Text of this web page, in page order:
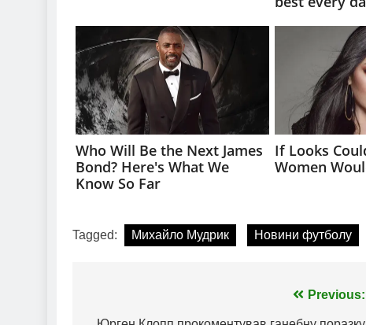
Tagged: Михайло Мудрик Новини футболу
Previous: